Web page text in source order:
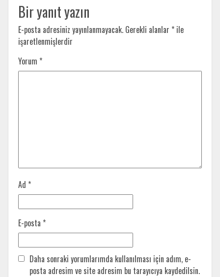
Bir yanıt yazın
E-posta adresiniz yayınlanmayacak. Gerekli alanlar * ile
işaretlenmişlerdir
Yorum *
Ad *
E-posta *
Daha sonraki yorumlarımda kullanılması için adım, e-
posta adresim ve site adresim bu tarayıcıya kaydedilsin.